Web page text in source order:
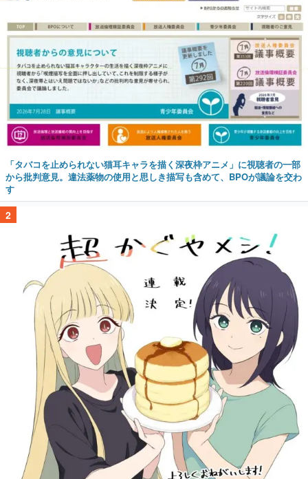
「タバコを止められない猫耳キャラを描く深夜枠アニメ」に視聴者の一部
から批判意見。違法薬物の使用と思しき描写も含めて、BPOが議論を交わ
す
2